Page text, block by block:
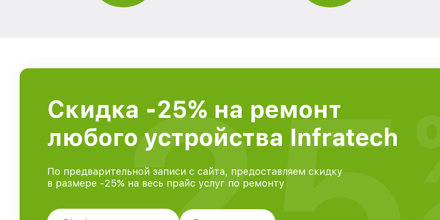
Скидка -25% на ремонт
любого устройства Infratech
По предварительной записи с сайта, предоставляем скидку
в размере -25% на весь прайс услуг по ремонту